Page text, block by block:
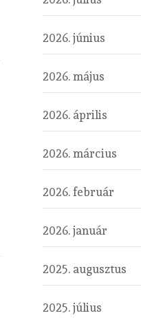
2026. június
2026. május
2026. április
2026. március
2026. február
2026. január
2025. augusztus
2025. július